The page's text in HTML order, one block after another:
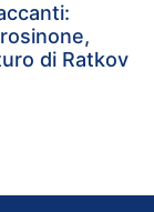
di Ratkov